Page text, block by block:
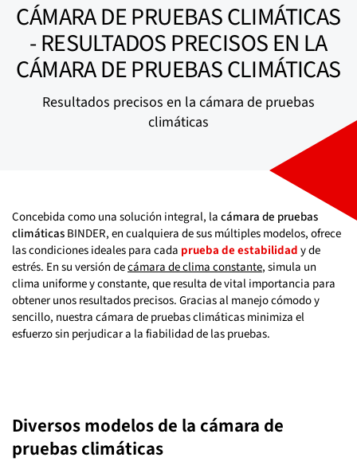
CÁMARA DE PRUEBAS CLIMÁTICAS
- RESULTADOS PRECISOS EN LA
CÁMARA DE PRUEBAS CLIMÁTICAS
Resultados precisos en la cámara de pruebas
climáticas
Concebida como una solución integral, la cámara de pruebas
climáticas BINDER, en cualquiera de sus múltiples modelos, ofrece
las condiciones ideales para cada prueba de estabilidad y de
estrés. En su versión decámara de clima constante, simula un
clima uniforme y constante, que resulta de vital importancia para
obtener unos resultados precisos. Gracias al manejo cómodo y
sencillo, nuestra cámara de pruebas climáticas minimiza el
esfuerzo sin perjudicar a la fiabilidad de las pruebas.
Diversos modelos de la cámara de
pruebas climáticas